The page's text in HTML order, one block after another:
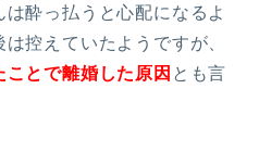
酔っ払うと心配になるよ
控えていたようですが、
とで離婚した原因 とも言